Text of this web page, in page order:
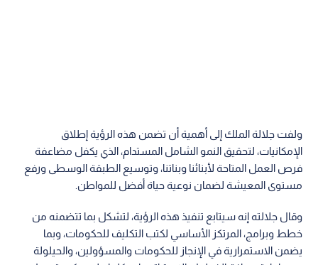
ولفت جلالة الملك إلى أهمية أن تضمن هذه الرؤية إطلاق
الإمكانيات، لتحقيق النمو الشامل المستدام، الذي يكفل مضاعفة
فرص العمل المتاحة لأبنائنا وبناتنا، وتوسيع الطبقة الوسطى ورفع
مستوى المعيشة لضمان نوعية حياة أفضل للمواطن.
وقال جلالته إنه سيتابع تنفيذ هذه الرؤية، لتشكل بما تتضمنه من
خطط وبرامج، المرتكز الأساسي لكتب التكليف للحكومات، وبما
يضمن الاستمرارية في الإنجاز للحكومات والمسؤولين، والحيلولة